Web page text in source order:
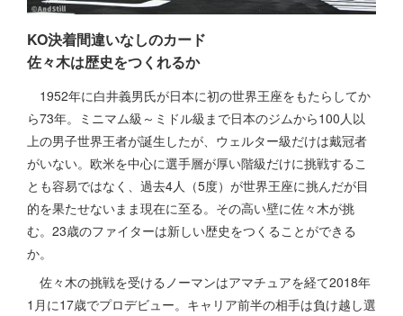
KO決着間違いなしのカード
佐々木は歴史をつくれるか
1952年に白井義男氏が日本に初の世界王座をもたらしてか
ら73年。ミニマム級～ミドル級まで日本のジムから100人以
上の男子世界王者が誕生したが、ウェルター級だけは戴冠者
がいない。欧米を中心に選手層が厚い階級だけに挑戦するこ
とも容易ではなく、過去4人（5度）が世界王座に挑んだが目
的を果たせないまま現在に至る。その高い壁に佐々木が挑
む。23歳のファイターは新しい歴史をつくることができる
か。
佐々木の挑戦を受けるノーマンはアマチュアを経て2018年
1月に17歳でプロデビュー。キャリア前半の相手は負け越し選